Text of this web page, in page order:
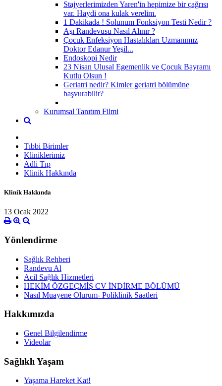
Stajyerlerimizden Yaren'in hepimize bir çağrısı
var. Haydi ona kulak verelim.
1 Dakikada ! Solunum Fonksiyon Testi Nedir ?
Aşı Randevusu Nasıl Alınır ?
Çocuk Enfeksiyon Hastalıkları Uzmanımız
Doktor Edanur Yeşil...
Endoskopi Nedir
23 Nisan Ulusal Egemenlik ve Çocuk Bayramı
Kutlu Olsun !
Geriatri nedir? Kimler geriatri bölümüne
başvurabilir?
Kurumsal Tanıtım Filmi
Tıbbi Birimler
Kliniklerimiz
Adli Tıp
Klinik Hakkında
Klinik Hakkında
13 Ocak 2022
Yönlendirme
Sağlık Rehberi
Randevu Al
Acil Sağlık Hizmetleri
HEKİM ÖZGEÇMİŞ CV İNDİRME BÖLÜMÜ
Nasıl Muayene Olurum- Poliklinik Saatleri
Hakkımızda
Genel Bilgilendirme
Videolar
Sağlıklı Yaşam
Yaşama Hareket Kat!